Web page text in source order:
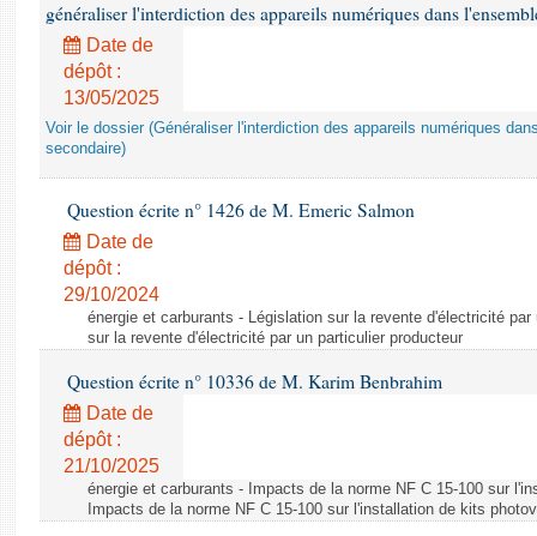
généraliser l'interdiction des appareils numériques dans
Date de
dépôt :
13/05/2025
Voir le dossier (Généraliser l'interdiction des appareils numériques
secondaire)
Question écrite n° 1426 de M. Emeric Salmon
Date de
dépôt :
29/10/2024
énergie et carburants - Législation sur la revente d'électricité
sur la revente d'électricité par un particulier producteur
Question écrite n° 10336 de M. Karim Benbrahim
Date de
dépôt :
21/10/2025
énergie et carburants - Impacts de la norme NF C 15-100 sur
Impacts de la norme NF C 15-100 sur l'installation de kits